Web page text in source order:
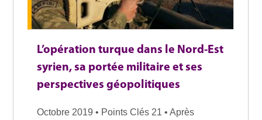
L’opération turque dans le Nord-Est
syrien, sa portée militaire et ses
perspectives géopolitiques
Octobre 2019 • Points Clés 21 • Après